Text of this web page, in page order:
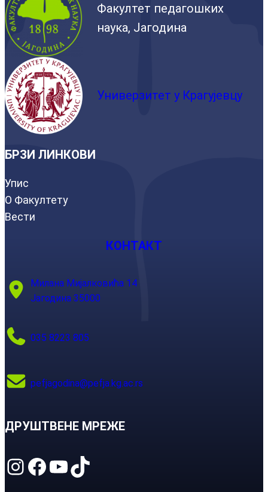
Факултет педагошких
наука, Јагодина
Универзитет у Крагујевцу
БРЗИ ЛИНКОВИ
Упис
О Факултету
Вести
КОНТАКТ
Милана Мијалковића 14
Јагодина 35000
035 8223 805
pefjagodina@pefja.kg.ac.rs
ДРУШТВЕНЕ МРЕЖЕ
Instagram Facebook YouTube TikTok